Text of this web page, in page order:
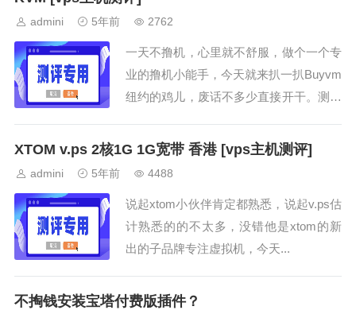
admini 5年前 2762
一天不撸机，心里就不舒服，做个一个专
业的撸机小能手，今天就来扒一扒Buyvm
纽约的鸡儿，废话不多少直接开干。测试
XTOM v.ps 2核1G 1G宽带 香港 [vps主机测评]
admini 5年前 4488
说起xtom小伙伴肯定都熟悉，说起v.ps估
计熟悉的的不太多，没错他是xtom的新
出的子品牌专注虚拟机，今天...
不掏钱安装宝塔付费版插件？